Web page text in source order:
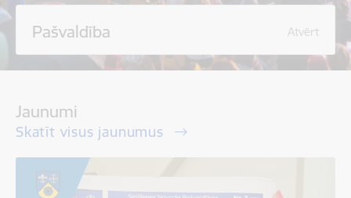
Pašvaldība Atvērt
Jaunumi
Skatīt visus jaunumus